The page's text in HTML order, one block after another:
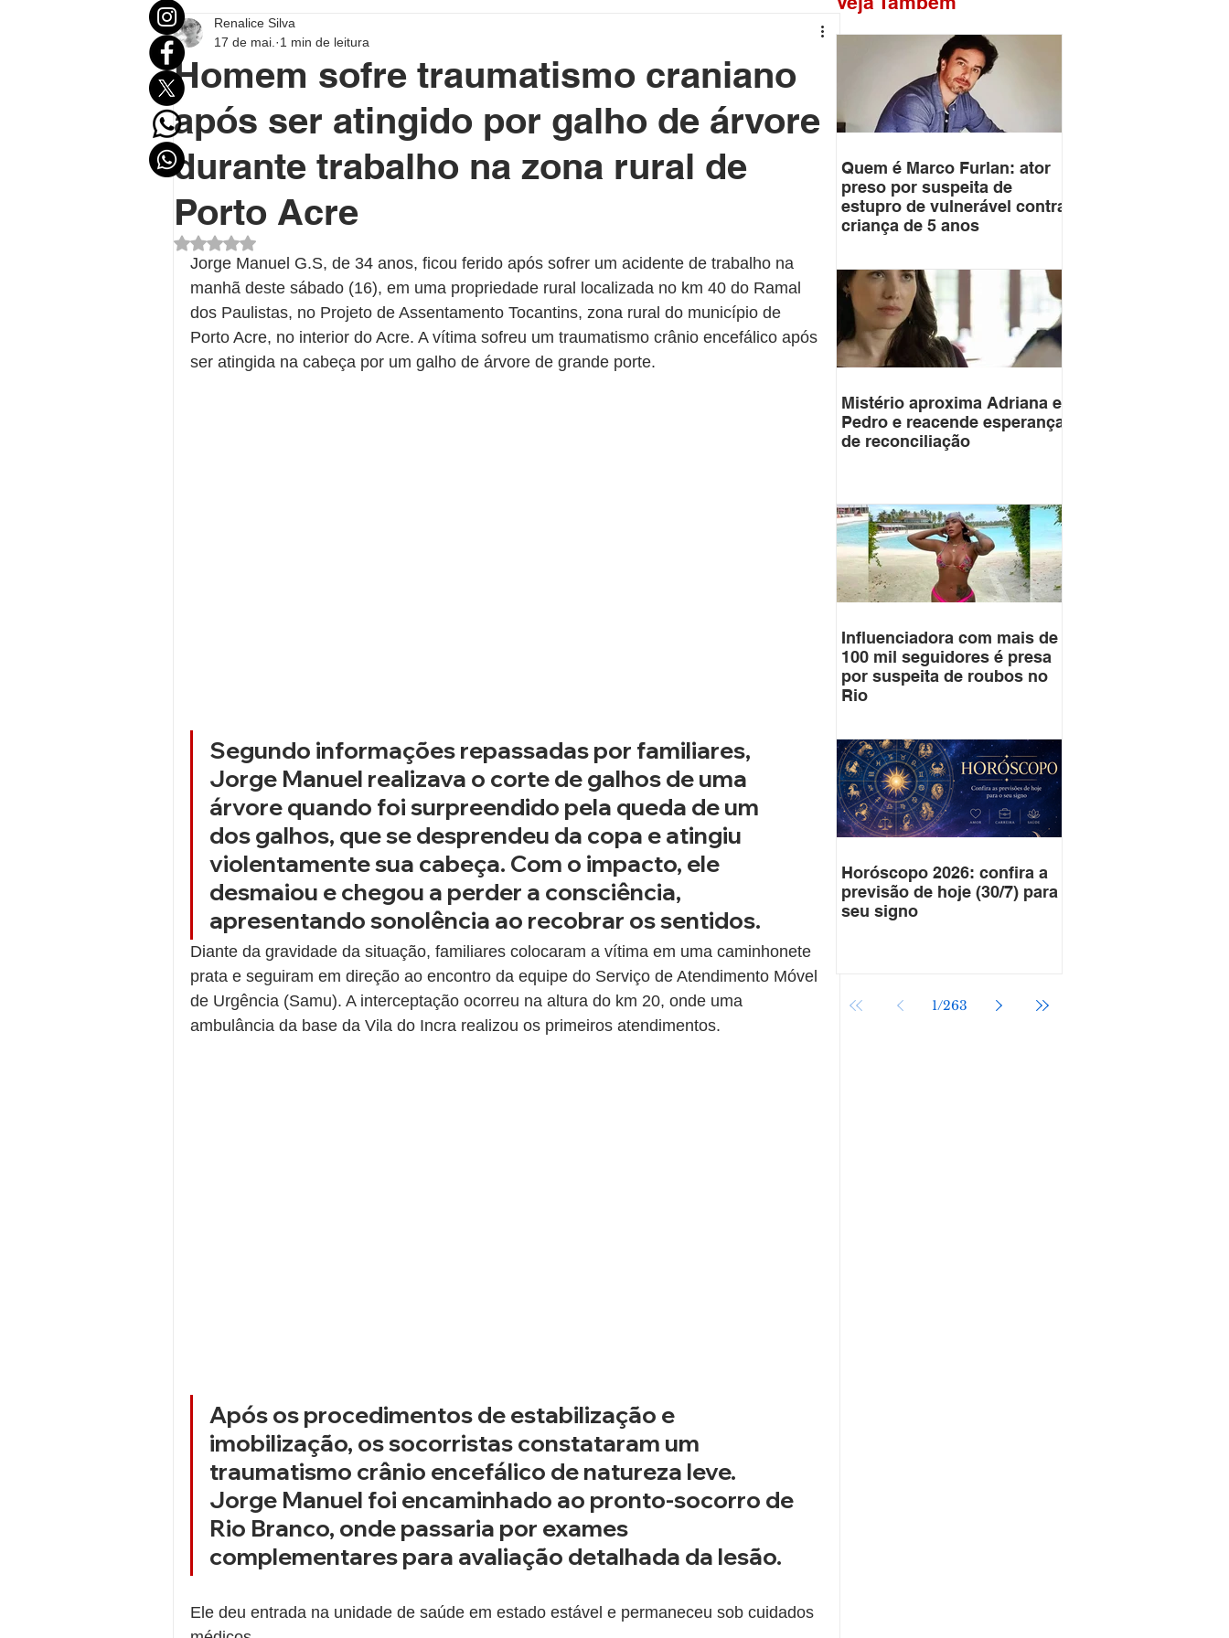
Mundo Eleições
Destaque Político Destaque Político Home Prefeituras do Acre
Política no Acre Política Brasil e Mundo DeolhonaPolítica CONSUMIDOR
Polícial
Homem sofre traumatismo craniano
após ser atingido por galho de árvore
durante trabalho na zona rural de
Porto Acre
Renalice Silva
17 de mai.
1 min de leitura
Avaliado com NaN de 5 estrelas.
Jorge Manuel G.S, de 34 anos, ficou ferido após sofrer um acidente de trabalho na
manhã deste sábado (16), em uma propriedade rural localizada no km 40 do Ramal
dos Paulistas, no Projeto de Assentamento Tocantins, zona rural do município de
Porto Acre, no interior do Acre. A vítima sofreu um traumatismo crânio encefálico após
ser atingida na cabeça por um galho de árvore de grande porte.
Segundo informações repassadas por familiares,
Jorge Manuel realizava o corte de galhos de uma
árvore quando foi surpreendido pela queda de um
dos galhos, que se desprendeu da copa e atingiu
violentamente sua cabeça. Com o impacto, ele
desmaiou e chegou a perder a consciência,
apresentando sonolência ao recobrar os sentidos.
Diante da gravidade da situação, familiares colocaram a vítima em uma caminhonete
prata e seguiram em direção ao encontro da equipe do Serviço de Atendimento Móvel
de Urgência (Samu). A interceptação ocorreu na altura do km 20, onde uma
ambulância da base da Vila do Incra realizou os primeiros atendimentos.
Após os procedimentos de estabilização e
imobilização, os socorristas constataram um
traumatismo crânio encefálico de natureza leve.
Jorge Manuel foi encaminhado ao pronto-socorro de
Rio Branco, onde passaria por exames
complementares para avaliação detalhada da lesão.
Ele deu entrada na unidade de saúde em estado estável e permaneceu sob cuidados
Quem é Marco Furlan: ator
preso por suspeita de
estupro de vulnerável contra
criança de 5 anos
Mistério aproxima Adriana e
Pedro e reacende esperança
de reconciliação
Influenciadora com mais de
100 mil seguidores é presa
por suspeita de roubos no
Rio
Horóscopo 2026: confira a
previsão de hoje (30/7) para
seu signo
1/263